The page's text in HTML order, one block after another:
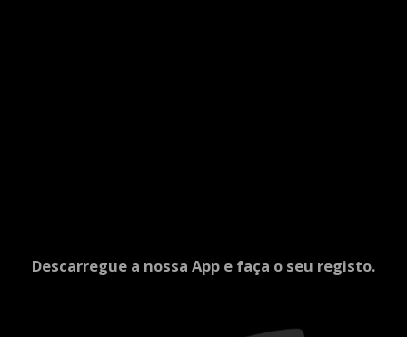
Descarregue a nossa App e faça o seu registo.